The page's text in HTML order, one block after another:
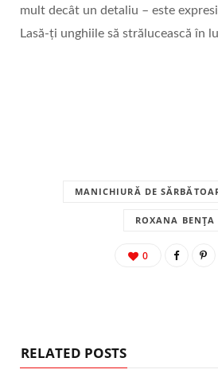
mult decât un detaliu – este
Lasă-ți unghiile să strălucească în
MANICHIURĂ DE
ROXANA BENȚA
0
RELATED POSTS